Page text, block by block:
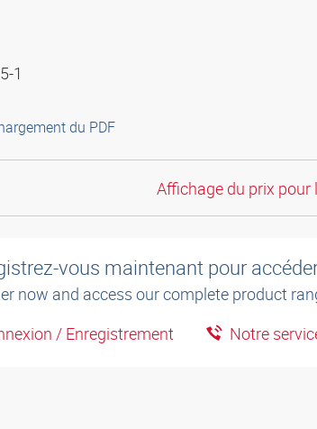
1
du PDF
Affichage du prix pour
vous maintenant pour
now and access our complete product
/ Enregistrement
Notre